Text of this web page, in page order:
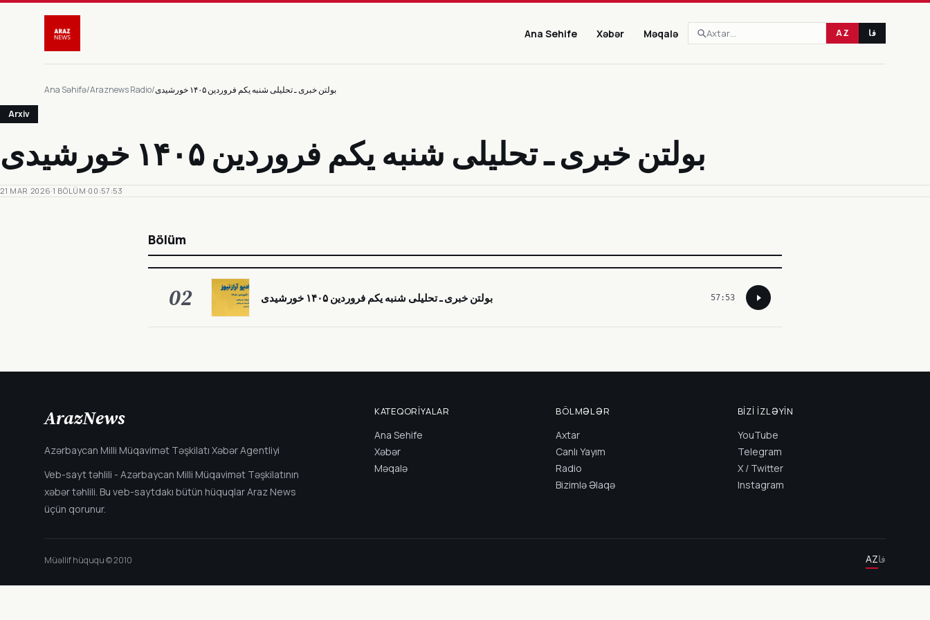
Ana Sehife Xəbər Məqalə AZ فا
Ana Səhifə/Araznews Radio/
Arxiv
21 MAR 2026·1 BÖLÜM ·00:57:53
Bölüm
02 57:53
ArazNews
Azərbaycan Milli Müqavimət Təşkilatı Xəbər Agentliyi
Veb-sayt təhlili - Azərbaycan Milli Müqavimət Təşkilatının
xəbər təhlili. Bu veb-saytdakı bütün hüquqlar Araz News
üçün qorunur.
KATEQORIYALAR
Ana Sehife
Xəbər
Məqalə
BÖLMƏLƏR
Axtar
Canlı Yayım
Radio
Bizimlə Əlaqə
BIZI İZLƏYIN
YouTube
Telegram
X / Twitter
Instagram
Müəllif hüququ © 2010 AZفا